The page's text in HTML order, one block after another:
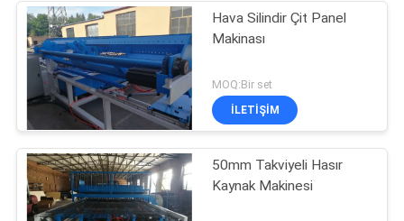
Hava Silindir Çit Panel
Makinası
MOQ:Bir set
İLETIŞIM
50mm Takviyeli Hasır
Kaynak Makinesi